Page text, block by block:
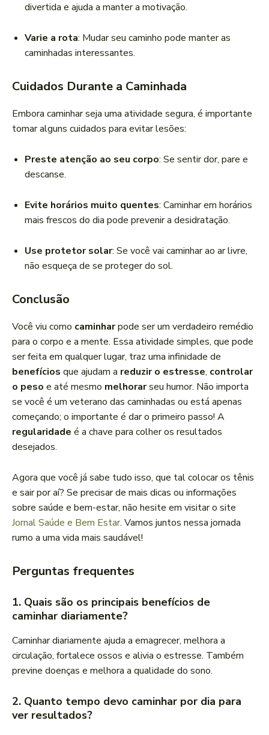
divertida e ajuda a manter a motivação.
Varie a rota: Mudar seu caminho pode manter as
caminhadas interessantes.
Cuidados Durante a Caminhada
Embora caminhar seja uma atividade segura, é importante
tomar alguns cuidados para evitar lesões:
Preste atenção ao seu corpo: Se sentir dor, pare e
descanse.
Evite horários muito quentes: Caminhar em horários
mais frescos do dia pode prevenir a desidratação.
Use protetor solar: Se você vai caminhar ao ar livre,
não esqueça de se proteger do sol.
Conclusão
Você viu como caminharpode ser um verdadeiro remédio
para o corpo e a mente. Essa atividade simples, que pode
ser feita em qualquer lugar, traz uma infinidade de
benefícios que ajudam a reduzir o estresse, controlar
o peso e até mesmo melhorarseu humor. Não importa
se você é um veterano das caminhadas ou está apenas
começando; o importante é dar o primeiro passo! A
regularidade é a chave para colher os resultados
desejados.
Agora que você já sabe tudo isso, que tal colocar os tênis
e sair por aí? Se precisar de mais dicas ou informações
sobre saúde e bem-estar, não hesite em visitar o site
Jornal Saúde e Bem Estar. Vamos juntos nessa jornada
rumo a uma vida mais saudável!
Perguntas frequentes
1. Quais são os principais benefícios de
caminhar diariamente?
Caminhar diariamente ajuda a emagrecer, melhora a
circulação, fortalece ossos e alivia o estresse. Também
previne doenças e melhora a qualidade do sono.
2. Quanto tempo devo caminhar por dia para
ver resultados?